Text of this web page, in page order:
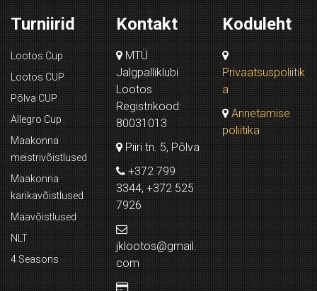
Turniirid
Lootos Cup
Lootos CUP
Põlva CUP
Allegro Cup
Maakonna
meistrivõistlused
Maakonna
karikavõistlused
Maavõistlused
NLT
4 Seasons
Kontakt
MTÜ
Jalgpalliklubi
Lootos
Registrikood:
80031013
Piiri tn. 5, Põlva
+372 799
3344, +372 525
7926
jklootos@gmail.
com
Koduleht
Privaatsuspoliitik
a
Annetamise
poliitika